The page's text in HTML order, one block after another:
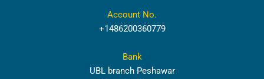
Account No.
+1486200360779
Bank
UBL branch Peshawar